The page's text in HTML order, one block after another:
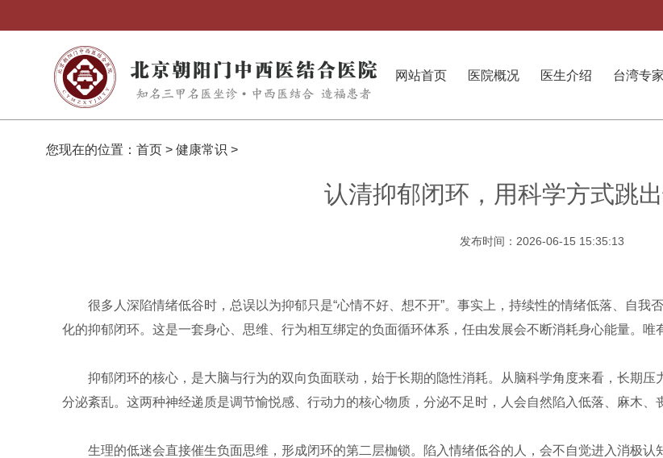
网站首页 医院概况 医生介绍 台湾专家
您现在的位置： 首页 > 健康常识 >
认清抑郁闭环，用科学方式跳
发布时间：2026-06-15 15:35:13
很多人深陷情绪低谷时，总误以为抑郁只是“心情不好、想不开”。事实上，持续性的情绪低落、自
化的抑郁闭环。这是一套身心、思维、行为相互绑定的负面循环体系，任由发展会不断消耗身心能量。唯
抑郁闭环的核心，是大脑与行为的双向负面联动，始于长期的隐性消耗。从脑科学角度来看，长期
分泌紊乱。这两种神经递质是调节愉悦感、行动力的核心物质，分泌不足时，人会自然陷入低落、麻木、
生理的低迷会直接催生负面思维，形成闭环的第二层枷锁。陷入情绪低谷的人，会不自觉进入消极